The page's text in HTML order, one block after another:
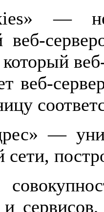
—
веб-
который
веб-
—